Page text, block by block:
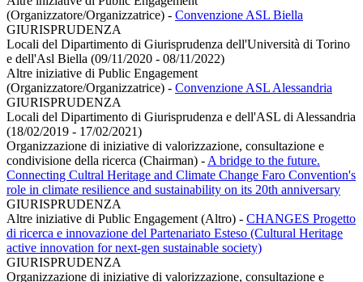
(Organizzatore/Organizzatrice) - Convenzione ASL Biella
GIURISPRUDENZA
Locali del Dipartimento di Giurisprudenza dell'Università di Torino
e dell'Asl Biella (09/11/2020 - 08/11/2022)
Altre iniziative di Public Engagement
(Organizzatore/Organizzatrice) - Convenzione ASL Alessandria
GIURISPRUDENZA
Locali del Dipartimento di Giurisprudenza e dell'ASL di Alessandria
(18/02/2019 - 17/02/2021)
Organizzazione di iniziative di valorizzazione, consultazione e
condivisione della ricerca (Chairman) - A bridge to the future.
Connecting Cultral Heritage and Climate Change Faro Convention's
role in climate resilience and sustainability on its 20th anniversary
GIURISPRUDENZA
Altre iniziative di Public Engagement (Altro) - CHANGES Progetto
di ricerca e innovazione del Partenariato Esteso (Cultural Heritage
active innovation for next-gen sustainable society)
GIURISPRUDENZA
Organizzazione di iniziative di valorizzazione, consultazione e